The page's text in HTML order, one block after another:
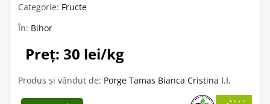
Categorie: Fructe
În: Bihor
Preț: 30 lei/kg
Produs și vândut de: Porge Tamas Bianca Cristina I.I.